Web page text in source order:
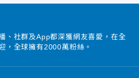
、社群及App都深獲網友喜愛，在全
，全球擁有2000萬粉絲。